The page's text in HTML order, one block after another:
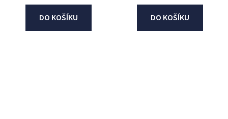
DO KOŠÍKU DO KOŠÍKU